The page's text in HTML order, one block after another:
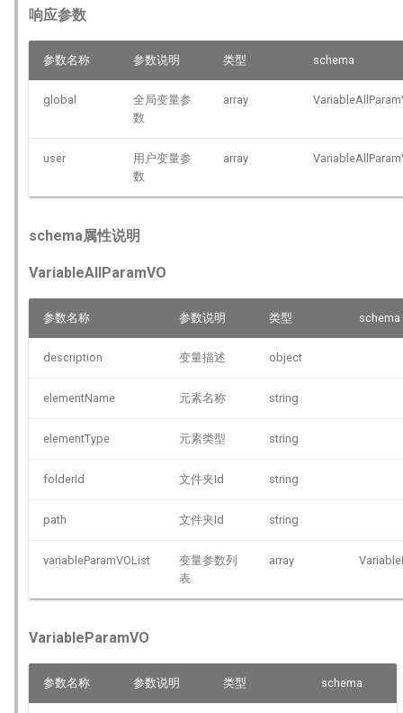
响应参数
参数名称 参数说明 类型 schema
global
全局变量参
数
array
user
用户变量参
数
array
schema属性说明
VariableAllParamVO
参数名称 参数说明 类型 schema
description 变量描述 object
elementName 元素名称 string
elementType 元素类型 string
folderId 文件夹Id string
path 文件夹Id string
variableParamVOList
变量参数列
表
array
VariableParamVO
参数名称 参数说明 类型 schema